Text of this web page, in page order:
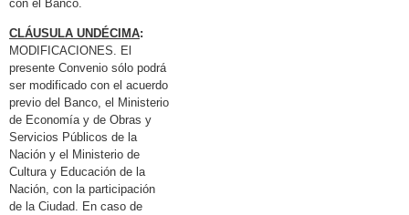
con el Banco.
CLÁUSULA UNDÉCIMA:
MODIFICACIONES. El
presente Convenio sólo podrá
ser modificado con el acuerdo
previo del Banco, el Ministerio
de Economía y de Obras y
Servicios Públicos de la
Nación y el Ministerio de
Cultura y Educación de la
Nación, con la participación
de la Ciudad. En caso de